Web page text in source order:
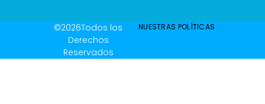
©2026Todos los
Derechos
Reservados
NUESTRAS POLÍTICAS